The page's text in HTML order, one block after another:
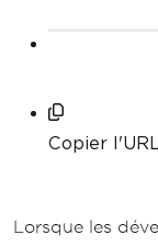
Copier
Lorsque les